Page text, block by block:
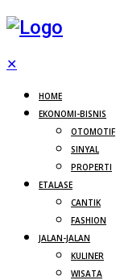
✕
HOME
EKONOMI-BISNIS
OTOMOTIF
SINYAL
PROPERTI
ETALASE
CANTIK
FASHION
JALAN-JALAN
KULINER
WISATA